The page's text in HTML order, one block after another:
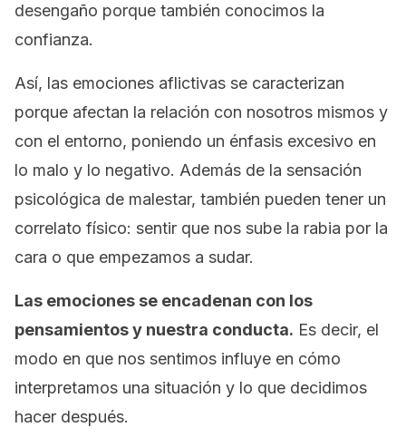
desengaño porque también conocimos la
confianza.
Así, las emociones aflictivas se caracterizan
porque afectan la relación con nosotros mismos y
con el entorno, poniendo un énfasis excesivo en
lo malo y lo negativo. Además de la sensación
psicológica de malestar, también pueden tener un
correlato físico: sentir que nos sube la rabia por la
cara o que empezamos a sudar.
Las emociones se encadenan con los
pensamientos y nuestra conducta. Es decir, el
modo en que nos sentimos influye en cómo
interpretamos una situación y lo que decidimos
hacer después.